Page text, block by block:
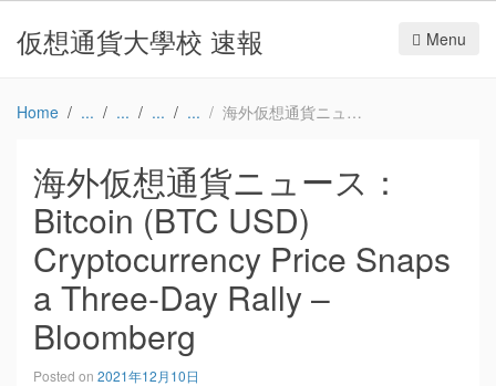
仮想通貨大學校 速報 Menu
Home 海外仮想通貨ニュース：Bitcoin (BTC USD) Cryptocurrency Price Snaps a Three-Day Rally – Bloomberg
海外仮想通貨ニュース：
Bitcoin (BTC USD)
Cryptocurrency Price Snaps
a Three-Day Rally –
Bloomberg
Posted on 2021年12月10日